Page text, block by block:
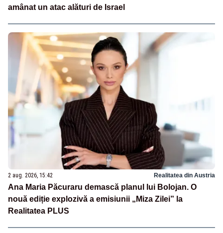
amânat un atac alături de Israel
2 aug. 2026, 15:42 Realitatea din Austria
Ana Maria Păcuraru demască planul lui Bolojan. O
nouă ediție explozivă a emisiunii „Miza Zilei” la
Realitatea PLUS